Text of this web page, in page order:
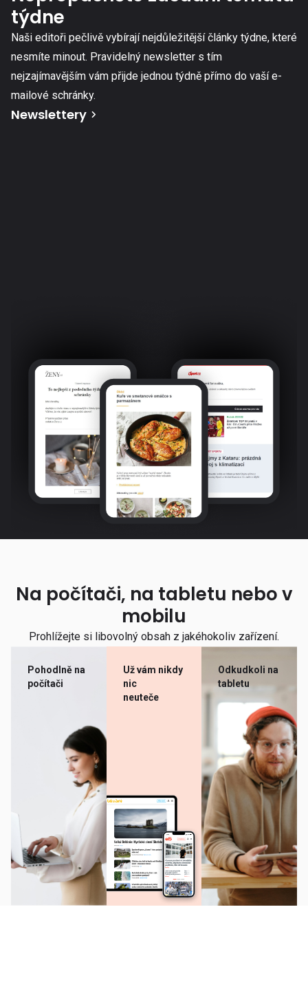
týdne
Naši editoři pečlivě vybírají nejdůležitější články týdne, které
nesmíte minout. Pravidelný newsletter s tím
nejzajímavějším vám přijde jednou týdně přímo do vaší e-
mailové schránky.
Newslettery
Na počítači, na tabletu nebo v
mobilu
Prohlížejte si libovolný obsah z jakéhokoliv zařízení.
Pohodlně na
počítači
Už vám nikdy
nic
neuteče
Odkudkoli na
tabletu